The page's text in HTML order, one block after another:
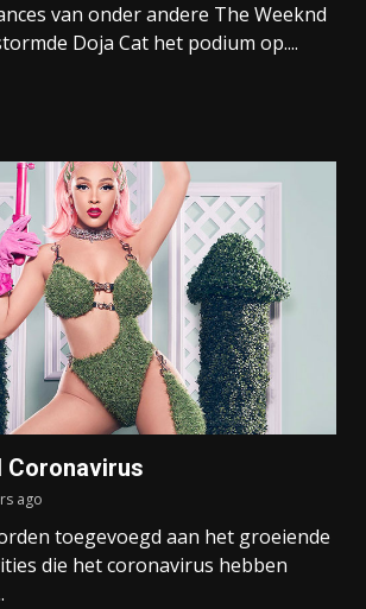
van onder andere The Weeknd
Doja Cat het podium op....
Coronavirus
ago
toegevoegd aan het groeiende
die het coronavirus hebben